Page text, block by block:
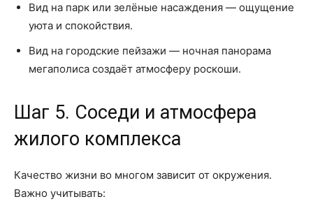
Вид на парк или зелёные насаждения — ощущение
уюта и спокойствия.
Вид на городские пейзажи — ночная панорама
мегаполиса создаёт атмосферу роскоши.
Шаг 5. Соседи и атмосфера
жилого комплекса
Качество жизни во многом зависит от окружения.
Важно учитывать: